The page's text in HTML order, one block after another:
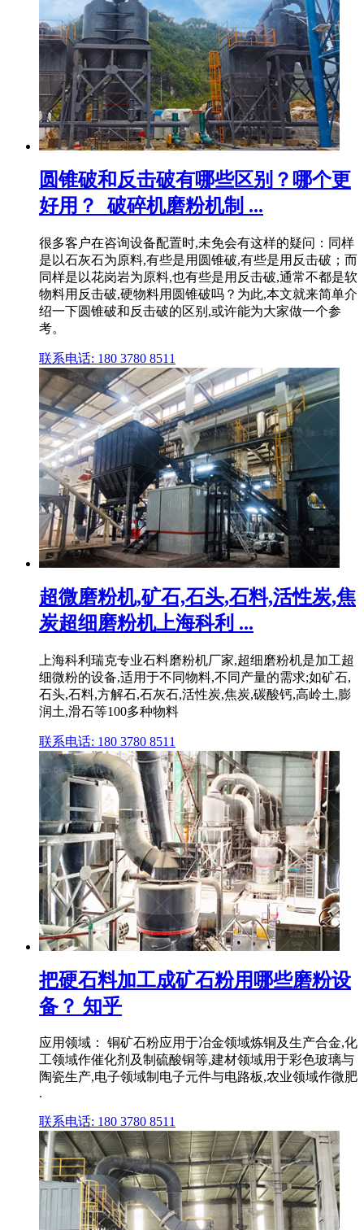
圆锥破和反击破有哪些区别？哪个更
好用？_破碎机磨粉机制 ...
很多客户在咨询设备配置时,未免会有这样的疑问：同样
是以石灰石为原料,有些是用圆锥破,有些是用反击破；而
同样是以花岗岩为原料,也有些是用反击破,通常不都是软
物料用反击破,硬物料用圆锥破吗？为此,本文就来简单介
绍一下圆锥破和反击破的区别,或许能为大家做一个参
考。
联系电话: 180 3780 8511
超微磨粉机,矿石,石头,石料,活性炭,焦
炭超细磨粉机上海科利 ...
上海科利瑞克专业石料磨粉机厂家,超细磨粉机是加工超
细微粉的设备,适用于不同物料,不同产量的需求;如矿石,
石头,石料,方解石,石灰石,活性炭,焦炭,碳酸钙,高岭土,膨
润土,滑石等100多种物料
联系电话: 180 3780 8511
把硬石料加工成矿石粉用哪些磨粉设
备？ 知乎
应用领域： 铜矿石粉应用于冶金领域炼铜及生产合金,化
工领域作催化剂及制硫酸铜等,建材领域用于彩色玻璃与
陶瓷生产,电子领域制电子元件与电路板,农业领域作微肥
.
联系电话: 180 3780 8511